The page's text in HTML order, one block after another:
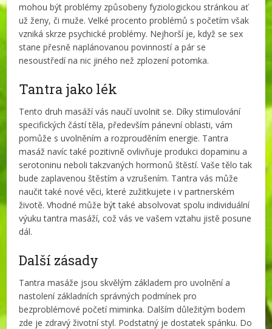
mohou být problémy způsobeny fyziologickou stránkou ať
už ženy, či muže. Velké procento problémů s početím však
vzniká skrze psychické problémy. Nejhorší je, když se sex
stane přesně naplánovanou povinností a pár se
nesoustředí na nic jiného než zplození potomka.
Tantra jako lék
Tento druh masáží vás naučí uvolnit se. Díky stimulování
specifických částí těla, především pánevní oblasti, vám
pomůže s uvolněním a rozprouděním energie. Tantra
masáž navíc také pozitivně ovlivňuje produkci dopaminu a
serotoninu neboli takzvaných hormonů štěstí. Vaše tělo tak
bude zaplavenou štěstím a vzrušením. Tantra vás může
naučit také nové věci, které zužitkujete i v partnerském
životě. Vhodné může být také absolvovat spolu individuální
výuku tantra masáží, což vás ve vašem vztahu jistě posune
dál.
Další zásady
Tantra masáže jsou skvělým základem pro uvolnění a
nastolení základních správných podmínek pro
bezproblémové početí miminka. Dalším důležitým bodem
zde je zdravý životní styl. Podstatný je dostatek spánku. Do